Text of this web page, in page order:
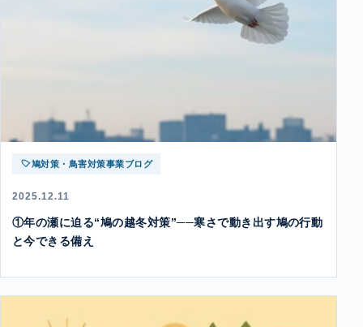
鳩対策・鳥害対策事業ブログ
2025.12.11
①年の瀬に迫る“鳩の越冬対策”──寒さで動き出す鳩の行動
と今できる備え